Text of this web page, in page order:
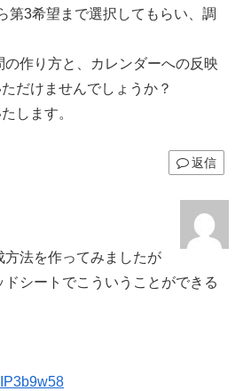
第3希望まで選択してもらい、調
作り方と、カレンダーへの反映
だけませんでしょうか？
します。
返信
方法を作ってみましたが
シートでこういうことができる